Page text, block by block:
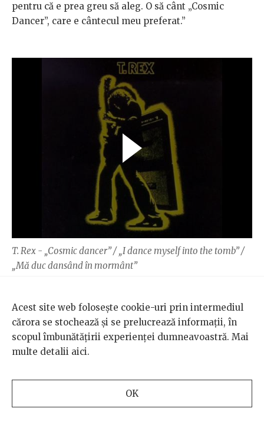
pentru că e prea greu să aleg. O să cânt „Cosmic
Dancer”, care e cântecul meu preferat.”
T. Rex - „Cosmic dancer” / „I dance myself into the tomb” /
„Mă duc dansând în mormânt”
„Stagger Lee”
„- Există cântece pe care de-abia aștepți să le cânți cu
trupa în concert?
- Da, am câteva cântece pe care-mi place enorm să le
cânt, „From Her To Eternity” are niște imagini foarte
puternice, la fel și „Mercy Seat”. Și „Stagger Lee”, un
Acest site web folosește cookie-uri prin intermediul
cărora se stochează și se prelucrează informații, în
scopul îmbunătățirii experienței dumneavoastră. Mai
multe detalii aici.
OK